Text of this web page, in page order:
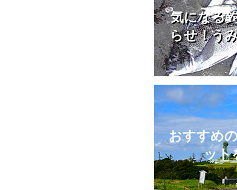
気になる
らせ！う
おすすめ
ット